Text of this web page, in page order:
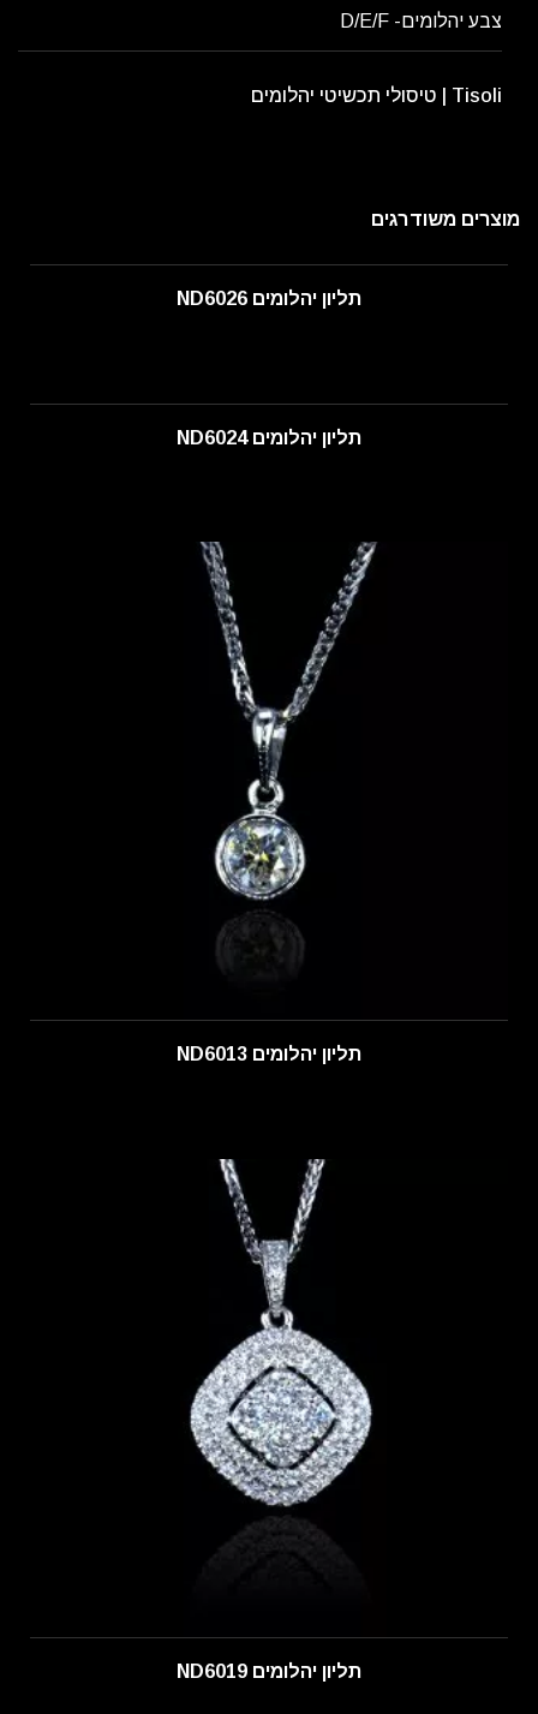
צבע יהלומים- D/E/F
Tisoli | טיסולי תכשיטי יהלומים
מוצרים משודרגים
תליון יהלומים ND6026
תליון יהלומים ND6024
תליון יהלומים ND6013
תליון יהלומים ND6019